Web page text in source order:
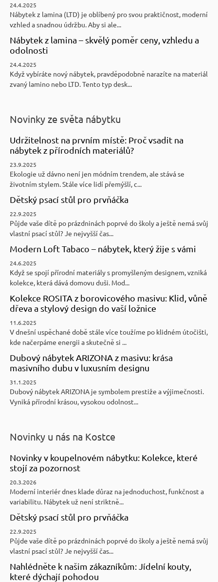
24.4.2025
Nábytek z lamina (LTD) je oblíbený pro svou praktičnost, moderní
vzhled a snadnou údržbu. Aby si ale...
Nábytek z lamina – skvělý poměr ceny, vzhledu a
odolnosti
24.4.2025
Když vybíráte nový nábytek, pravděpodobně narazíte na materiál
zvaný lamino nebo LTD. Tento typ desk...
Novinky ze světa nábytku
Udržitelnost na prvním místě: Proč vsadit na
nábytek z přírodních materiálů?
23.9.2025
Ekologie už dávno není jen módním trendem, ale stává se
životním stylem. Stále více lidí přemýšlí, c...
Dětský psací stůl pro prvňáčka
22.9.2025
Půjde vaše dítě po prázdninách poprvé do školy a ještě nemá svůj
vlastní psací stůl? Je nejvyšší čas...
Modern Loft Tabaco – nábytek, který žije s vámi
24.6.2025
Když se spojí přírodní materiály s promyšleným designem, vzniká
kolekce, která dává domovu duši. Mod...
Kolekce ROSITA z borovicového masivu: Klid, vůně
dřeva a stylový design do vaší ložnice
11.6.2025
V dnešní uspěchané době stále více toužíme po klidném útočišti,
kde načerpáme energii a skutečně si ...
Dubový nábytek ARIZONA z masivu: krása
masivního dubu v luxusním designu
31.1.2025
Dubový nábytek ARIZONA je symbolem prestiže a výjimečnosti.
Vyniká přírodní krásou, vysokou odolnost...
Novinky u nás na Kostce
Novinky v koupelnovém nábytku: Kolekce, které
stojí za pozornost
20.3.2026
Moderní interiér dnes klade důraz na jednoduchost, funkčnost a
variabilitu. Nábytek už není striktně...
Dětský psací stůl pro prvňáčka
22.9.2025
Půjde vaše dítě po prázdninách poprvé do školy a ještě nemá svůj
vlastní psací stůl? Je nejvyšší čas...
Nahlédněte k našim zákazníkům: Jídelní kouty,
které dýchají pohodou